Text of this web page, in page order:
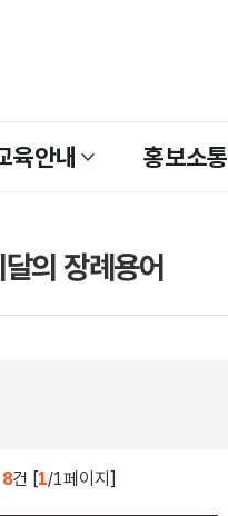
육안내 홍보소통
의 장례용어
8건 [1/1페이지]